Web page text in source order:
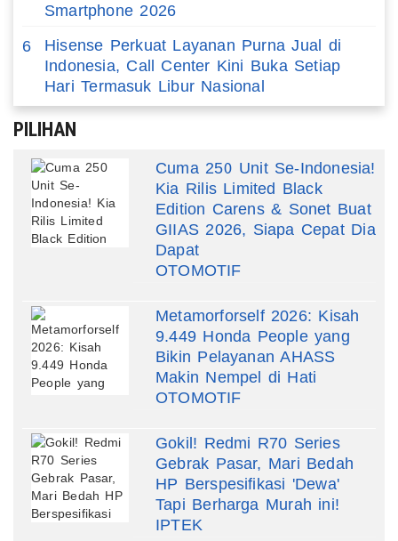
Smartphone 2026
6
Hisense Perkuat Layanan Purna Jual di
Indonesia, Call Center Kini Buka Setiap
Hari Termasuk Libur Nasional
PILIHAN
Cuma 250 Unit Se-Indonesia!
Kia Rilis Limited Black
Edition Carens & Sonet Buat
GIIAS 2026, Siapa Cepat Dia
Dapat
OTOMOTIF
Metamorforself 2026: Kisah
9.449 Honda People yang
Bikin Pelayanan AHASS
Makin Nempel di Hati
OTOMOTIF
Gokil! Redmi R70 Series
Gebrak Pasar, Mari Bedah
HP Berspesifikasi 'Dewa'
Tapi Berharga Murah ini!
IPTEK